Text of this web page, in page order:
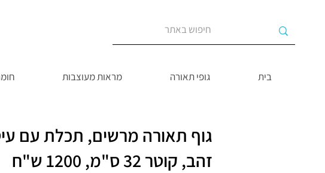
בית גופי תאורה מראות מעוצבות
גוף תאורה מרשים, תכלת עם
זהב, קוטר 32 ס"מ, 1200 ש"ח